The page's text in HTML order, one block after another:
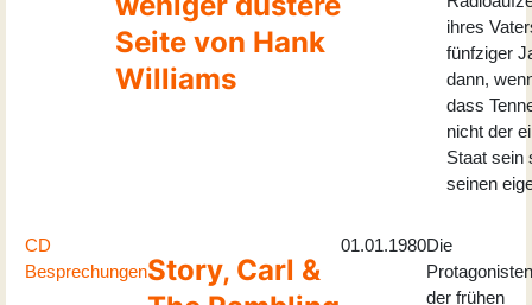
Seite von Hank
Williams
ihres
fünfziger
dann,
dass
nicht der
Staat sein
seinen
CD
BesprechungenStory, Carl &
01.01.1980Die
Protagonisten
der frühen